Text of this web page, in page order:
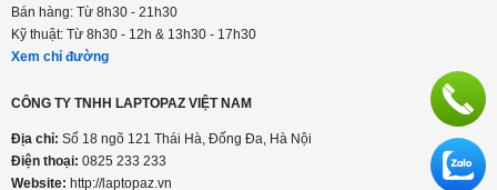
Hotline0825 233 233
Bán hàng: Từ 8h30 - 21h30
Kỹ thuật: Từ 8h30 - 12h & 13h30 - 17h30
Địa chỉ:Số 18 ngõ 121 Thái Hà, Đống Đa, Hà Nội
Điện thoại:0825 233 233